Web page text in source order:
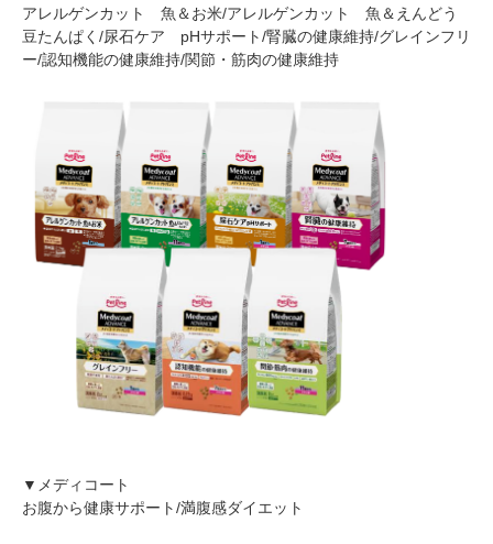
アレルゲンカット 魚＆お米/アレルゲンカット 魚＆えんどう
豆たんぱく/尿石ケア pHサポート/腎臓の健康維持/グレインフリ
ー/認知機能の健康維持/関節・筋肉の健康維持
▼メディコート
お腹から健康サポート/満腹感ダイエット
pecodogs
いぬ部をフォロー
pecocats
ねこ部をフォロー
PECOアプリをダウンロード済みの方
アプリで開く
アプリをダウンロードする